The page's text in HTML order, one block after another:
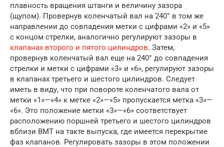
плавность вращения штанги и величину зазора
(щупом). Провернув коленчатый вал на 240° в том же
направлении до совпадения метки с цифрами «2» и «5»
с концом стрелки, аналогично регулируют зазоры в
клапанах второго и пятого цилиндров. Затем,
провернув коленчатый вал еще на 240° до совпадения
стрелки и метки с цифрами «3» и «6», регулируют зазоры
в клапанах третьего и шестого цилиндров. Следует
иметь в виду, что при повороте коленчатого вала от
метки «1»—«4» к метке «2»—«5» пропускается метка «3»—
«6». Это положение метки «3»—«6» соответствует
расположению поршней третьего и шестого цилиндров
вблизи ВМТ на такте выпуска, где имеется перекрытие
фаз клапанов. Регулировать зазоры в этом положении